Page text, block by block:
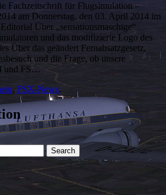
Fachzeitschrift für Flugsimulation –
am Donnerstag, den 03. April 2014 im
Über „sensationsmaschige“
und das modifizierte Logo des
Über das geändert Fernabsatzgesetz,
und die Frage, ob unsere
und FS…
, FSX-News.